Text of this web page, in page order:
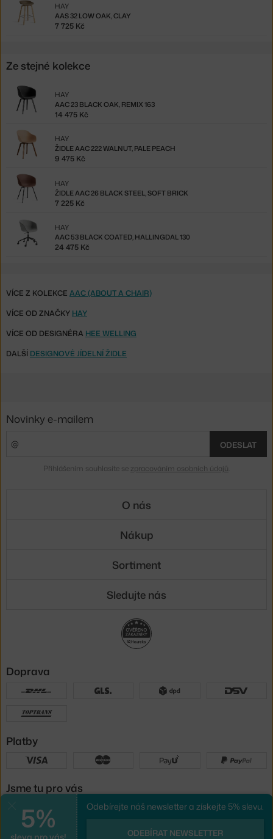
AAS 32 LOW OAK, CLAY
HAY
7 725 Kč
Ze stejné kolekce
AAC 23 BLACK OAK, REMIX 163
HAY
14 475 Kč
ŽIDLE AAC 222 WALNUT, PALE PEACH
HAY
9 475 Kč
ŽIDLE AAC 26 BLACK STEEL, SOFT BRICK
HAY
7 225 Kč
AAC 53 BLACK COATED, HALLINGDAL 130
HAY
24 475 Kč
VÍCE Z KOLEKCE AAC (ABOUT A CHAIR)
VÍCE OD ZNAČKY HAY
VÍCE OD DESIGNÉRA HEE WELLING
DALŠÍ DESIGNOVÉ JÍDELNÍ ŽIDLE
5% Odebírejte náš newsletter a získejte 5% slevu.
ODEBÍRAT NEWSLETTER
Novinky e-mailem
ODESLAT
Přihlášením souhlasíte se zpracováním osobních údajů
O nás
Nákup
Sortiment
Sledujte nás
Doprava
Platby
Jsme tu pro vás
e-shop na míruod